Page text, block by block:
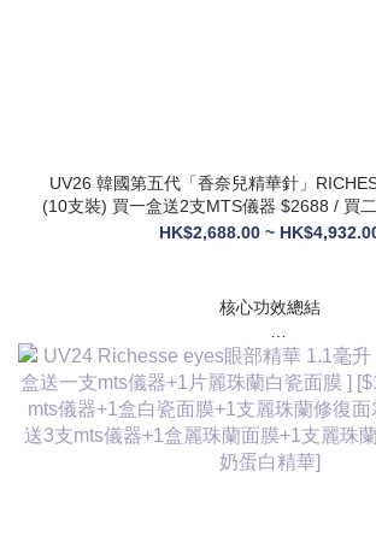
UV26 韓國第五代「香奈兒精華針」
(10支裝) 買一盒送2支MTS儀器 $2688 / 買二盒送4支mts儀器
+1盒麗珠蘭面膜+1支麗珠蘭修復面
HK$2,688.00 ~
核心功效總結
✅ 膠原新生：促進膠原蛋白合成，改善皮膚
紋、緊致輪廓
✅ 修護煥膚：改善痤瘡疤痕、色素沈著，
✅ 營養供給：為皮膚提供全方位營養，增
✅ 水潤亮白：深層補水鎖水，提亮膚色，
✅ 抗衰維穩：調節皮膚狀態，改善敏感與暗